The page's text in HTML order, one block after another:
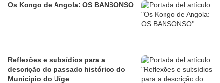
Os Kongo de Angola: OS BANSONSO
Reflexões e subsídios para a
descrição do passado histórico do
Município do Uíge